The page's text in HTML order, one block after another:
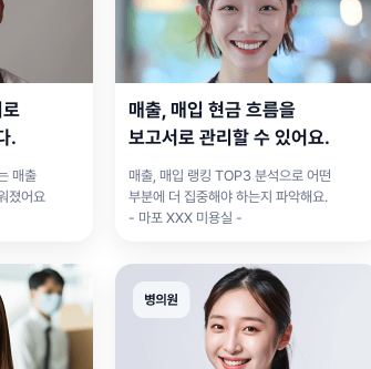
.
매출
졌어요
매출, 매입 현금 흐름을
보고서로 관리할 수 있어요.
매출, 매입 랭킹 TOP3 분석으로 어떤
부분에 더 집중해야 하는지 파악해요.
- 마포 XXX 미용실 -